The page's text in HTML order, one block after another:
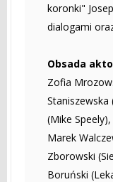
koronki"
dialogami
Obsada
Zofia
Staniszewska
(Mike
Marek
Zborowski
Boruński